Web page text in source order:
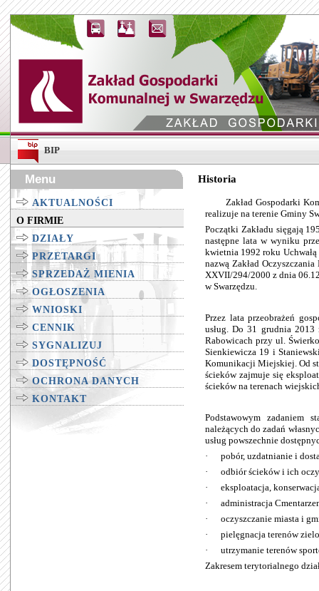
BIP
Menu Historia
Zakład Gospodarki
realizuje na terenie Gminy
Początki Zakładu sięgają
następne lata w wyniku
kwietnia 1992 roku
nazwą Zakład
XXVII/294/2000 z dnia
w Swarzędzu.
Przez lata przeobrażeń
usług. Do 31 grudnia 2013
Rabowicach przy ul.
Sienkiewicza 19 i
Komunikacji Miejskiej. Od
ścieków zajmuje się
ścieków na terenach
Podstawowym zadaniem
należących do zadań
usług powszechnie
· pobór, uzdatnianie i
· odbiór ścieków i ich
· eksploatacja,
· administracja
· oczyszczanie miasta i
· pielęgnacja terenów
· utrzymanie terenów
Zakresem terytorialnego
AKTUALNOŚCI
O FIRMIE
DZIAŁY
PRZETARGI
SPRZEDAŻ MIENIA
OGŁOSZENIA
WNIOSKI
CENNIK
SYGNALIZUJ
DOSTĘPNOŚĆ
OCHRONA DANYCH
KONTAKT